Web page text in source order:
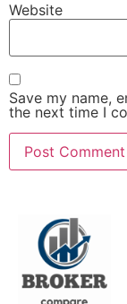
Website
Save my name,
the next time I